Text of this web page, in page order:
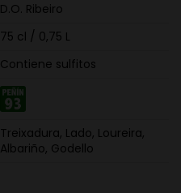
D.O. Ribeiro
75 cl / 0,75 L
Contiene sulfitos
Treixadura, Lado, Loureira,
Albariño, Godello